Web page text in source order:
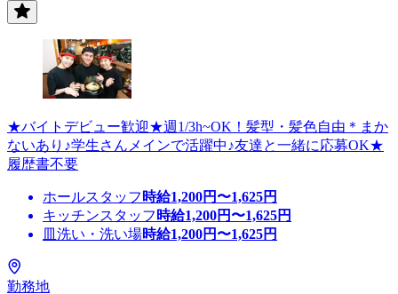
★バイトデビュー歓迎★週1/3h~OK！髪型・髪色自由＊まか
ないあり♪学生さんメインで活躍中♪友達と一緒に応募OK★
履歴書不要
ホールスタッフ 時給1,200円〜1,625円
キッチンスタッフ 時給1,200円〜1,625円
皿洗い・洗い場時給1,200円〜1,625円
勤務地